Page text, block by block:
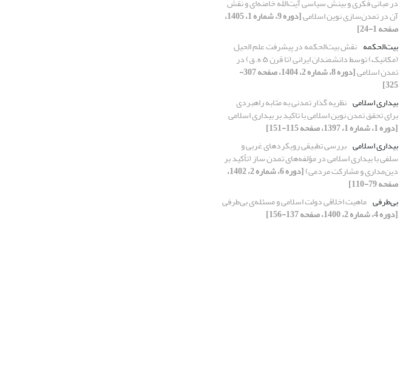
آن در تمدن‌سازی نوین اسلامی [دوره 9، شماره 1، 1405،
صفحه 1-24]
بیت‌الحکمه نقش بیت‌الحکمه در پیشرفت علم الحیل
(مکانیک) توسط دانشمندان ایرانی (تا قرن ۵ ه.ق) در
تمدن اسلامی [دوره 8، شماره 2، 1404، صفحه 307-
325]
بیداری اسلامی نظریه گذار تمدنی به مثابه راهبردی
برای تحقق تمدن نوین اسلامی با تاکید بر بیداری اسلامی
[دوره 1، شماره 1، 1397، صفحه 115-151]
بیداری اسلامی بررسی تطبیقی رویکردهای غربی و
سلفی با بیداری اسلامی در مؤلفه‌های تمدن ساز (تأکید بر
دین‌مداری و مشارکت مردمی) [دوره 6، شماره 2، 1402،
صفحه 79-110]
بی‌طرفی ماهیت اخلاقی دولت اسلامی و مسئله‌ی بی‌طرفی
[دوره 4، شماره 2، 1400، صفحه 137-156]